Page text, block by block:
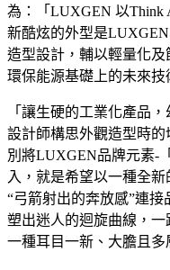
為：「LUXGEN 以Think
新酷炫的外型是
造型設計，輔以輕量化
環保能源基礎上的未來技
「讓生硬的工業化產品
設計師構思外觀造型時的
別將LUXGEN品牌元素-
入，就是希望以一種全
“弓箭射出的奔放感”連
塑出迷人的迴旋曲線，
一種耳目一新、大膽且多